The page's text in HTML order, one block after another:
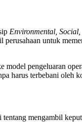
Environmental,
untuk
pengeluaran
harus terbebani oleh
mengambil